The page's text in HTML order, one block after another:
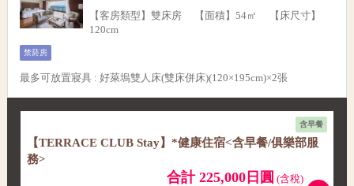
【客房類型】雙床房 【面積】54㎡ 【床尺寸】
120cm
禁菸房
最多可放置寢具 : 好萊塢雙人床(雙床併床)(120×195cm)×2張
含早餐
【TERRACE CLUB Stay】*健康住宿<含早餐/俱樂部服
務>
合計 225,000日圓 (含稅)